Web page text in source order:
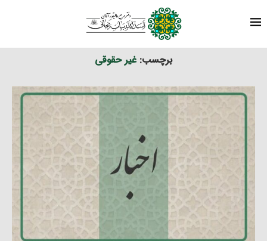
نوشته های برچسب شده با "غیر حقوقی"
برچسب: غیر حقوقی